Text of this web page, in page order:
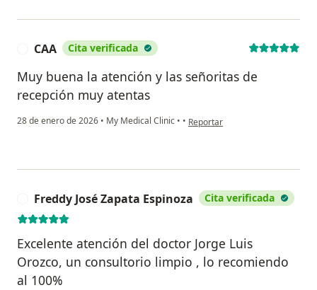
CAA Cita verificada
Muy buena la atención y las señoritas de
recepción muy atentas
28 de enero de 2026 • My Medical Clinic • • en opinión del usuario CAA
Reportar
Freddy José Zapata Espinoza Cita verificada
Excelente atención del doctor Jorge Luis
Orozco, un consultorio limpio , lo recomiendo
al 100%